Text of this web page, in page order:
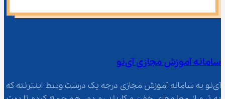
سامانه آموزش مجازی آی‌نو
آی‌نو یه سامانه آموزش مجازی درجه یک درست وسط اینترنته که